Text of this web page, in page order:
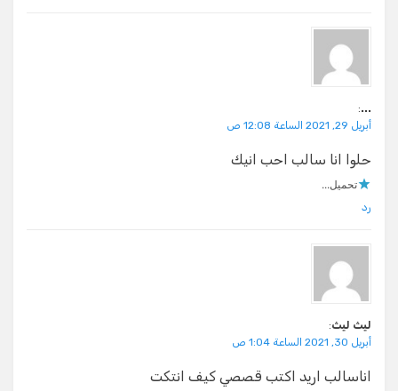
...
:
أبريل 29, 2021 الساعة 12:08 ص
حلوا انا سالب احب انيك
تحميل...
رد
ليث ليث:
أبريل 30, 2021 الساعة 1:04 ص
اناسالب اريد اكتب قصصي كيف انتكت